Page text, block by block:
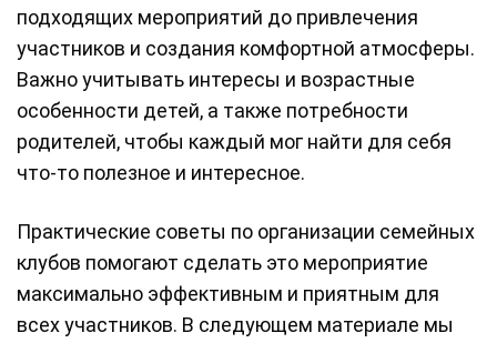
подходящих мероприятий до привлечения
участников и создания комфортной атмосферы.
Важно учитывать интересы и возрастные
особенности детей, а также потребности
родителей, чтобы каждый мог найти для себя
что-то полезное и интересное.
Практические советы по организации семейных
клубов помогают сделать это мероприятие
максимально эффективным и приятным для
всех участников. В следующем материале мы